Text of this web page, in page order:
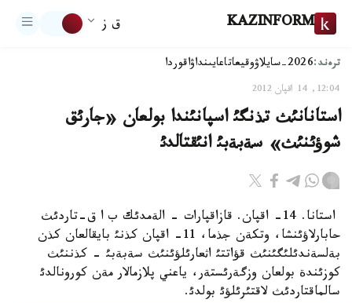
KAZINFORM ق ز
ترەند:2026-سايلاۋ وقيعاتاعايىنداۋاقوردا
12:04, 14 اقپان 2012
استانانئث تذنگئ اسپانئندا بولعان «جارئق
شوؤئنئث» سةبةبئ انئقتالدئ
استانا. 14- اقپان. قازاقپارات - الةمدئك ب ا ق-تاردئث
حابارلاؤئنشا، وتكةن جذما، 11- اقپان كذنئ بايقالعان كذن
بةلسةندئلئگئنئث قؤاتتئ اثعارئلؤئنئث سةبةبئ - كذننئث
كوزئندة بولعان وزگةرئستةر، ياعني پلازمالار مةن كورونالدئ
سالماقتاردئث لاقتئرئلؤئ بولدئ.